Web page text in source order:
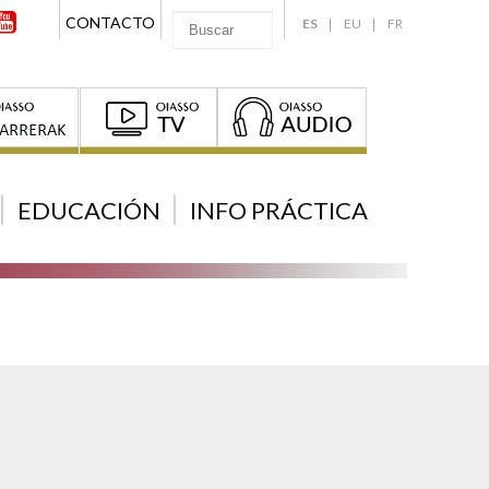
ES EU FR
CONTACTO
EDUCACIÓN INFO PRÁCTICA